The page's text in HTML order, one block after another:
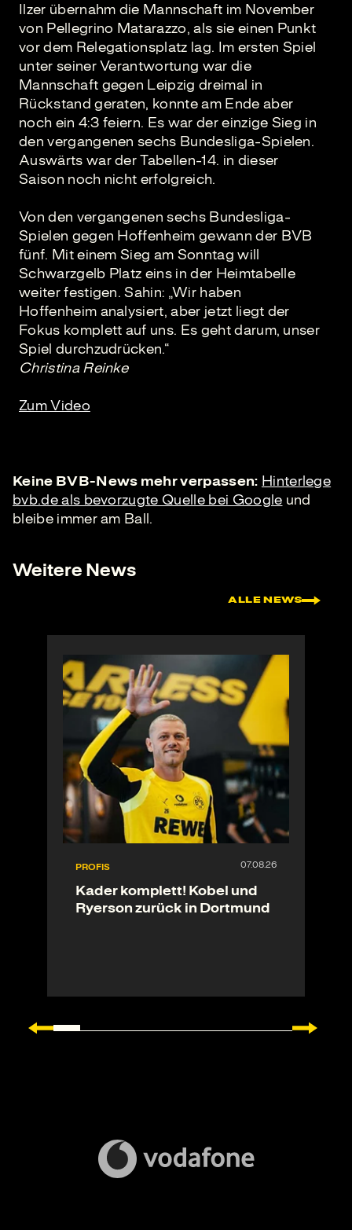
Ilzer übernahm die Mannschaft im November
von Pellegrino Matarazzo, als sie einen Punkt
vor dem Relegationsplatz lag. Im ersten Spiel
unter seiner Verantwortung war die
Mannschaft gegen Leipzig dreimal in
Rückstand geraten, konnte am Ende aber
noch ein 4:3 feiern. Es war der einzige Sieg in
den vergangenen sechs Bundesliga-Spielen.
Auswärts war der Tabellen-14. in dieser
Saison noch nicht erfolgreich.
Von den vergangenen sechs Bundesliga-
Spielen gegen Hoffenheim gewann der BVB
fünf. Mit einem Sieg am Sonntag will
Schwarzgelb Platz eins in der Heimtabelle
weiter festigen. Sahin: „Wir haben
Hoffenheim analysiert, aber jetzt liegt der
Fokus komplett auf uns. Es geht darum, unser
Spiel durchzudrücken.“
Christina Reinke
Zum Video
Keine BVB-News mehr verpassen: Hinterlege
bvb.de als bevorzugte Quelle bei Google und
bleibe immer am Ball.
Weitere News
ALLE NEWS
PROFIS
Kader komplett! Kobel und
Ryerson zurück in Dortmund